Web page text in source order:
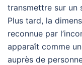
transmettre sur un
Plus tard, la
reconnue par
apparaît comme
auprès de